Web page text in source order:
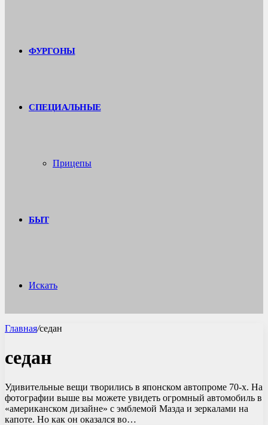
ФУРГОНЫ
СПЕЦИАЛЬНЫЕ
Прицепы
БЫТ
Искать
Главная/седан
седан
Удивительные вещи творились в японском автопроме 70-х. На
фотографии выше вы можете увидеть огромный автомобиль в
«американском дизайне» с эмблемой Мазда и зеркалами на
капоте. Но как он оказался во…